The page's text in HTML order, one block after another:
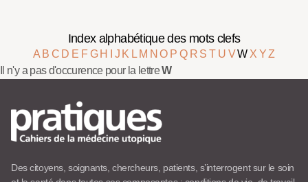
Index alphabétique des mots clefs
A B C D E F G H J K L M NO P Q R ST U VW X YZ
Il n'y a pas d'occurence pour la lettreW
Des citoyens, soignants, chercheurs, patients, s’interrogent sur le soin